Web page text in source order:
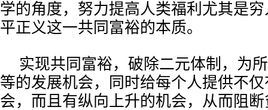
学的角度，努力提高人类福利尤其是
平正义这一共同富裕的本质。
实现共同富裕，破除二元体制，为
等的发展机会，同时给每个人提供不
会，而且有纵向上升的机会，从而阻